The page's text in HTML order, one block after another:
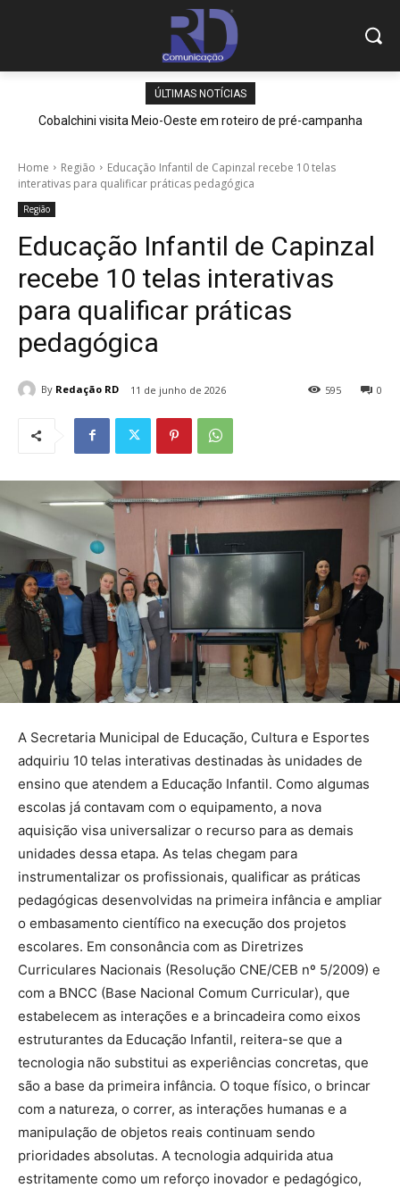
ÚLTIMAS NOTÍCIAS
Cobalchini visita Meio-Oeste em roteiro de pré-campanha
Home Região
Educação Infantil de Capinzal recebe 10 telas
interativas para qualificar práticas pedagógica
Região
Educação Infantil de Capinzal
recebe 10 telas interativas
para qualificar práticas
pedagógica
By Redação RD 11 de junho de 2026 0
595
A Secretaria Municipal de Educação, Cultura e Esportes
adquiriu 10 telas interativas destinadas às unidades de
ensino que atendem a Educação Infantil. Como algumas
escolas já contavam com o equipamento, a nova
aquisição visa universalizar o recurso para as demais
unidades dessa etapa. As telas chegam para
instrumentalizar os profissionais, qualificar as práticas
pedagógicas desenvolvidas na primeira infância e ampliar
o embasamento científico na execução dos projetos
escolares. Em consonância com as Diretrizes
Curriculares Nacionais (Resolução CNE/CEB nº 5/2009) e
com a BNCC (Base Nacional Comum Curricular), que
estabelecem as interações e a brincadeira como eixos
estruturantes da Educação Infantil, reitera-se que a
tecnologia não substitui as experiências concretas, que
são a base da primeira infância. O toque físico, o brincar
com a natureza, o correr, as interações humanas e a
manipulação de objetos reais continuam sendo
prioridades absolutas. A tecnologia adquirida atua
estritamente como um reforço inovador e pedagógico,